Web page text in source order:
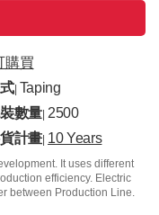
購買
| Taping
數量 |2500
計畫 10 Years
It uses different
efficiency. Electric
between Production Line.